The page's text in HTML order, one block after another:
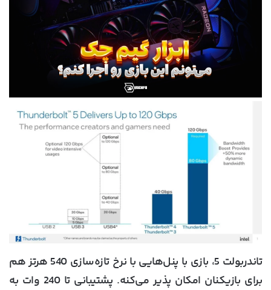
تاندربولت 5، بازی با پنل‌هایی با نرخ تازه‌سازی 540 هرتز هم
برای بازیکنان امکان پذیر می‌کنه. پشتیبانی تا 240 وات به